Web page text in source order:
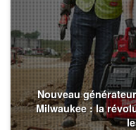
Nouveau
Milwaukee : la